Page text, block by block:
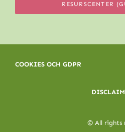
RESURSCENTER
COOKIES OCH GDPR
© All rights